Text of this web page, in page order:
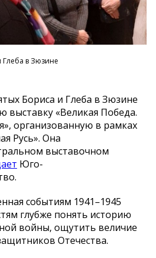
Глеба в Зюзине
Бориса и Глеба в Зюзине
выставку «Великая Победа.
организованную в рамках
Русь». Она
выставочном
Юго-
событиям 1941–1945
глубже понять историю
войны, ощутить величие
Отечества.